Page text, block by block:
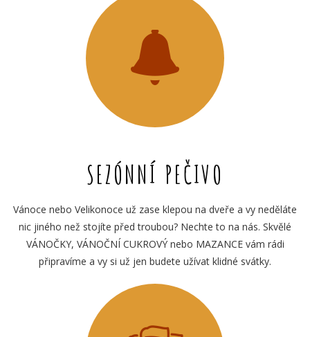
SEZÓNNÍ PEČIVO
Vánoce nebo Velikonoce už zase klepou na dveře a vy neděláte
nic jiného než stojíte před troubou? Nechte to na nás. Skvělé
VÁNOČKY, VÁNOČNÍ CUKROVÝ nebo MAZANCE vám rádi
připravíme a vy si už jen budete užívat klidné svátky.